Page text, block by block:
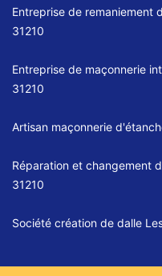
Entreprise de remaniement
31210
Entreprise de maçonnerie
31210
Artisan maçonnerie
Réparation et changement
31210
Société création de dalle